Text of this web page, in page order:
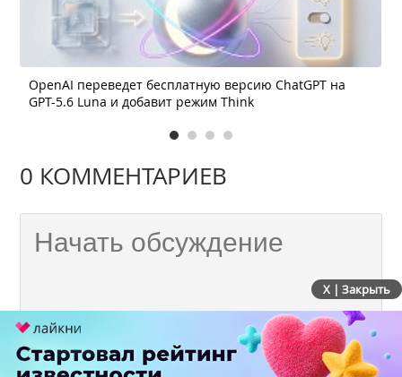
OpenAI переведет бесплатную версию ChatGPT на
GPT-5.6 Luna и добавит режим Think
0 КОММЕНТАРИЕВ
X | Закрыть